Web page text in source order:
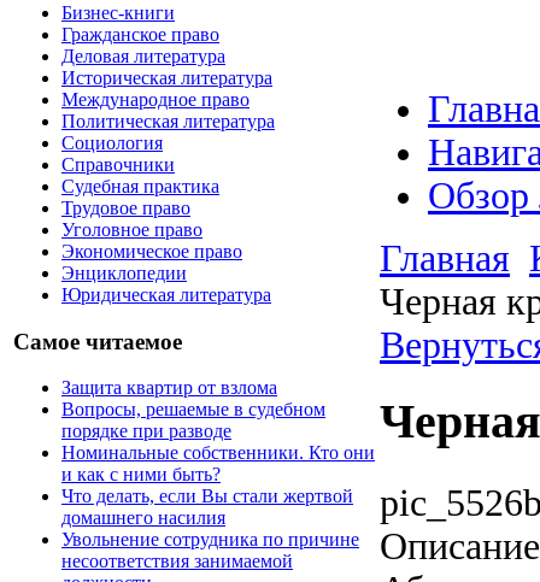
Бизнес-книги
Гражданское право
Деловая литература
Историческая литература
Международное право
Политическая литература
Социология
Справочники
Судебная практика
Трудовое право
Уголовное право
Экономическое право
Энциклопедии
Юридическая литература
Самое читаемое
Защита квартир от взлома
Вопросы, решаемые в судебном
порядке при разводе
Номинальные собственники. Кто они
и как с ними быть?
Что делать, если Вы стали жертвой
домашнего насилия
Увольнение сотрудника по причине
несоответствия занимаемой
Обзор
Главная
Черная
Описание